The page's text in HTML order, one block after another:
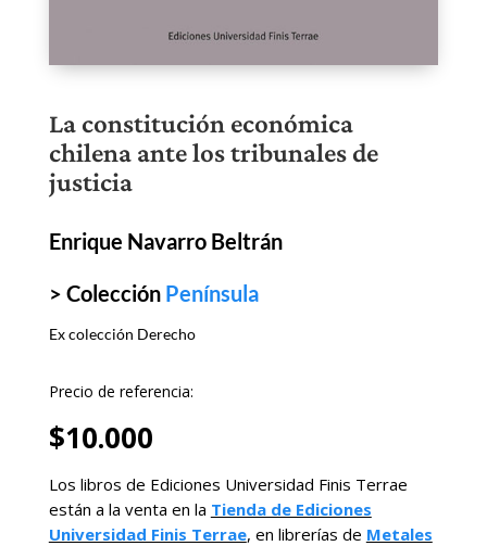
La constitución económica
chilena ante los tribunales de
justicia
Enrique Navarro Beltrán
> Colección Península
Ex colección Derecho
Precio de referencia:
$10.000
Los libros de Ediciones Universidad Finis Terrae
están a la venta en la Tienda de Ediciones
Universidad Finis Terrae, en librerías de Metales